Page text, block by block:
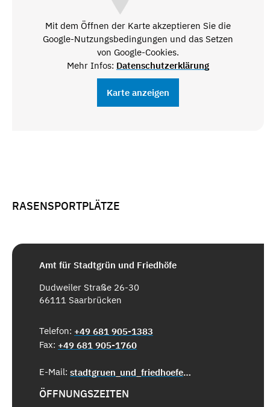
Mit dem Öffnen der Karte akzeptieren Sie die
Google-Nutzungsbedingungen und das Setzen
von Google-Cookies.
Mehr Infos: Datenschutzerklärung
Karte anzeigen
RASENSPORTPLÄTZE
Amt für Stadtgrün und Friedhöfe
Dudweiler Straße 26-30
66111 Saarbrücken
Telefon: +49 681 905-1383
Fax: +49 681 905-1760
E-Mail: stadtgruen_und_friedhoefe@saarbruecken.de
ÖFFNUNGSZEITEN